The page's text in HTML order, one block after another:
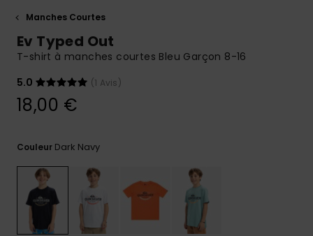
obtenir la
plus rapide
à votre
Démarrer
questions
les plus
fréquentes
et notre
formulaire
Manches Courtes
Ev Typed Out
T-shirt à manches courtes Bleu Garçon 8-16
5.0
(1 Avis)
18,00 €
Couleur Dark Navy